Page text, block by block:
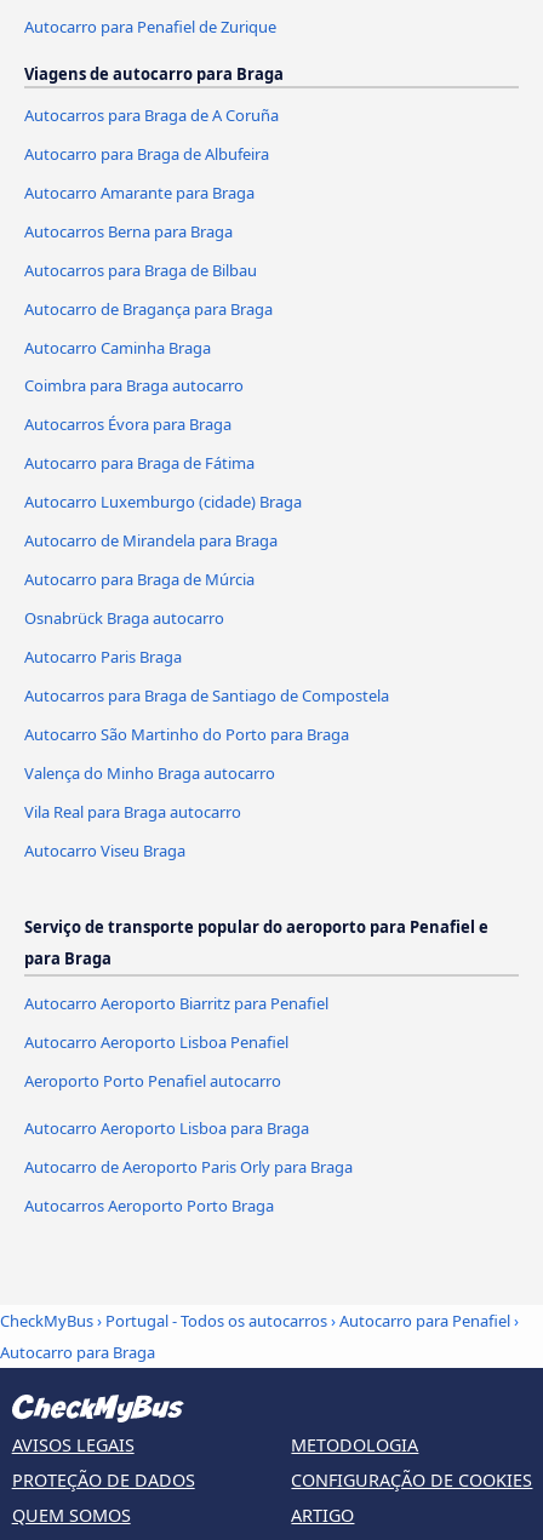
Autocarro para Penafiel de Zurique
Viagens de autocarro para Braga
Autocarros para Braga de A Coruña
Autocarro para Braga de Albufeira
Autocarro Amarante para Braga
Autocarros Berna para Braga
Autocarros para Braga de Bilbau
Autocarro de Bragança para Braga
Autocarro Caminha Braga
Coimbra para Braga autocarro
Autocarros Évora para Braga
Autocarro para Braga de Fátima
Autocarro Luxemburgo (cidade) Braga
Autocarro de Mirandela para Braga
Autocarro para Braga de Múrcia
Osnabrück Braga autocarro
Autocarro Paris Braga
Autocarros para Braga de Santiago de Compostela
Autocarro São Martinho do Porto para Braga
Valença do Minho Braga autocarro
Vila Real para Braga autocarro
Autocarro Viseu Braga
Serviço de transporte popular do aeroporto para Penafiel e
para Braga
Autocarro Aeroporto Biarritz para Penafiel
Autocarro Aeroporto Lisboa Penafiel
Aeroporto Porto Penafiel autocarro
Autocarro Aeroporto Lisboa para Braga
Autocarro de Aeroporto Paris Orly para Braga
Autocarros Aeroporto Porto Braga
CheckMyBus› Portugal - Todos os autocarros›Autocarro para Penafiel›
Autocarro para Braga
AVISOS LEGAIS
PROTEÇÃO DE DADOS
QUEM SOMOS
METODOLOGIA
CONFIGURAÇÃO DE COOKIES
ARTIGO